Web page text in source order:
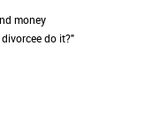
money
do it?"